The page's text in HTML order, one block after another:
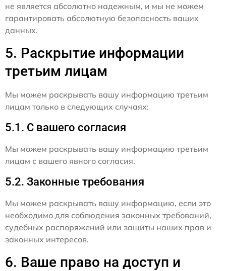
не является абсолютно надежным, и мы не можем
гарантировать абсолютную безопасность ваших
данных.
5. Раскрытие информации
третьим лицам
Мы можем раскрывать вашу информацию третьим
лицам только в следующих случаях:
5.1. С вашего согласия
Мы можем раскрывать вашу информацию третьим
лицам с вашего явного согласия.
5.2. Законные требования
Мы можем раскрывать вашу информацию, если это
необходимо для соблюдения законных требований,
судебных распоряжений или защиты наших прав и
законных интересов.
6. Ваше право на доступ и